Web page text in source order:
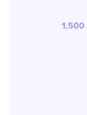
1,500